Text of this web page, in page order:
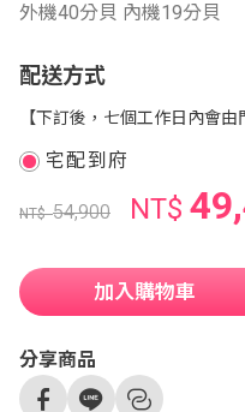
外機40分貝 內機19分貝
配送方式
【下訂後，七個工作日內會
宅配到府
NT$54,900 NT$
加入購物車
分享商品